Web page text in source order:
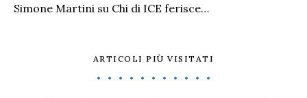
Simone Martini su Chi di ICE ferisce…
ARTICOLI PIÙ VISITATI